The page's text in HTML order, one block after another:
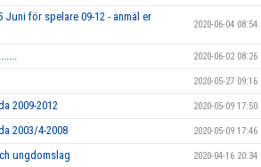
Juni för spelare 09-12 - anmäl er
2020-06-04 08:54
2020-06-02 08:26
2020-05-27 09:16
2009-2012 2020-05-09 17:50
2003/4-2008 2020-05-09 17:46
ungdomslag 2020-04-16 20:34